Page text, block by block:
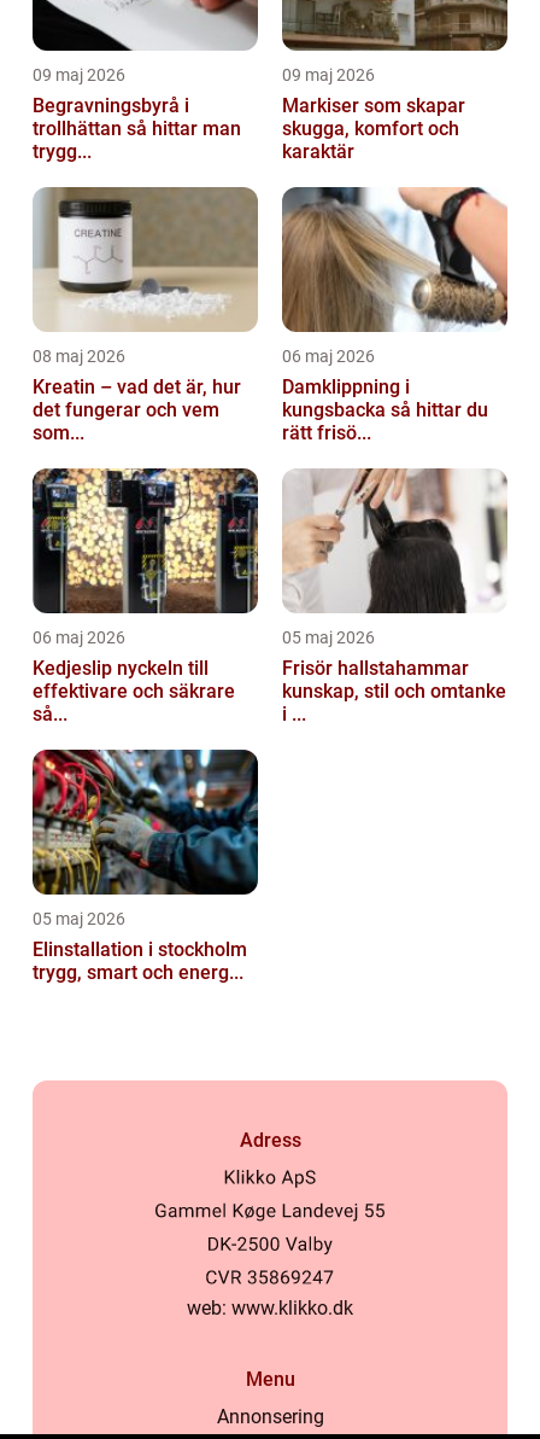
09 maj 2026
Begravningsbyrå i
trollhättan så hittar man
trygg...
09 maj 2026
Markiser som skapar
skugga, komfort och
karaktär
08 maj 2026
Kreatin – vad det är, hur
det fungerar och vem
som...
06 maj 2026
Damklippning i
kungsbacka så hittar du
rätt frisö...
06 maj 2026
Kedjeslip nyckeln till
effektivare och säkrare
så...
05 maj 2026
Frisör hallstahammar
kunskap, stil och omtanke
i ...
05 maj 2026
Elinstallation i stockholm
trygg, smart och energ...
Adress
web: www.klikko.dk
Menu
Annonsering